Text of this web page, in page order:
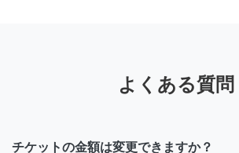
よくある質問
チケットの金額は変更できますか？